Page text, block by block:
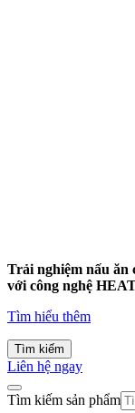
Trải nghiệm nấu ăn
với công nghệ
Tìm hiểu thêm
Tìm kiếm
Liên hệ ngay
Tìm kiếm sản phẩm